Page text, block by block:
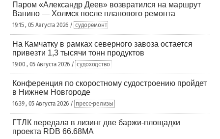
Паром «Александр Деев» возвратился на маршрут
Ванино — Холмск после планового ремонта
19:15 , 05 Августа 2026 / судоремонт
На Камчатку в рамках северного завоза остается
привезти 1,3 тысячи тонн продуктов
19:00 , 05 Августа 2026 / судоходство
Конференция по скоростному судостроению пройдет
в Нижнем Новгороде
16:39 , 05 Августа 2026 / пресс-релизы
ГТЛК передала в лизинг две баржи-площадки
проекта RDB 66.68МА